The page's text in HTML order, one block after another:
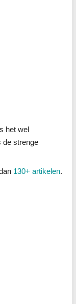
het wel
de strenge
130+ artikelen.